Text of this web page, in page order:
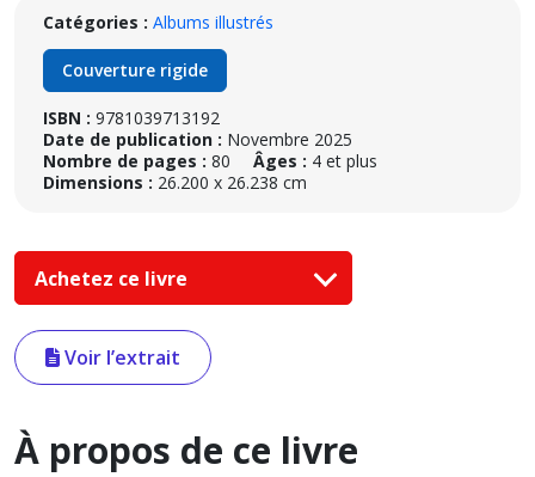
Catégories : Albums illustrés
Couverture rigide
ISBN : 9781039713192
Date de publication : Novembre 2025
Nombre de pages : 80 Âges : 4 et plus
Dimensions : 26.200 x 26.238 cm
Achetez ce livre
Voir l’extrait
À propos de ce livre